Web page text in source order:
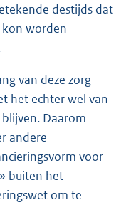
destijds dat
worden
van deze zorg
het echter wel van
Daarom
andere
voor
buiten het
om te